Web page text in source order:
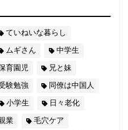
ていねいな暮らし
ムギさん
中学生
育園児
兄と妹
験勉強
同僚は中国人
小学生
日々老化
業
毛穴ケア